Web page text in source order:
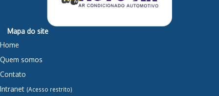
Mapa do site
Home
Quem somos
Contato
Intranet (Acesso restrito)